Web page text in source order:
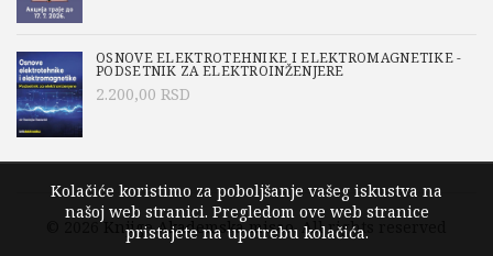
OSNOVE ELEKTROTEHNIKE I ELEKTROMAGNETIKE -
PODSETNIK ZA ELEKTROINŽENJERE
2.200,00 RSD
© 2026 Knjige Akademska misao. All rights reserved
Kolačiće koristimo za poboljšanje vašeg iskustva na
našoj web stranici. Pregledom ove web stranice
pristajete na upotrebu kolačića.